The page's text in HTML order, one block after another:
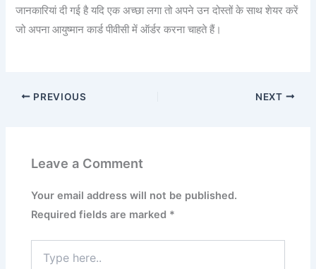
जानकारियां दी गई है यदि एक अच्छा लगा तो अपने उन दोस्तों के साथ शेयर करें
जो अपना आयुष्मान कार्ड पीवीसी में ऑर्डर करना चाहते हैं।
PREVIOUS NEXT
Leave a Comment
Your email address will not be published.
Required fields are marked *
here..